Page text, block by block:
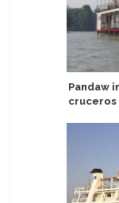
Pandaw
cruceros